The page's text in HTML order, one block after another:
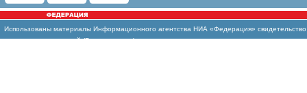
Использованы материалы Информационного агентства НИА «Федерация»
массовых коммуникаций (Роскомнадзор)